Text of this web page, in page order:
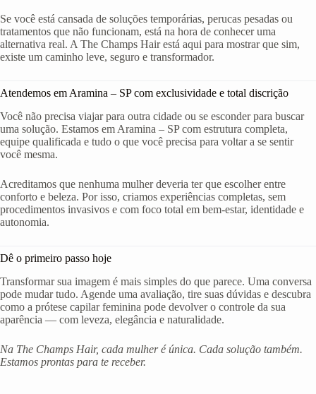
Se você está cansada de soluções temporárias, perucas pesadas ou
tratamentos que não funcionam, está na hora de conhecer uma
alternativa real. A The Champs Hair está aqui para mostrar que sim,
existe um caminho leve, seguro e transformador.
Atendemos em Aramina – SP com exclusividade e total discrição
Você não precisa viajar para outra cidade ou se esconder para buscar
uma solução. Estamos em Aramina – SP com estrutura completa,
equipe qualificada e tudo o que você precisa para voltar a se sentir
você mesma.
Acreditamos que nenhuma mulher deveria ter que escolher entre
conforto e beleza. Por isso, criamos experiências completas, sem
procedimentos invasivos e com foco total em bem-estar, identidade e
autonomia.
Dê o primeiro passo hoje
Transformar sua imagem é mais simples do que parece. Uma conversa
pode mudar tudo. Agende uma avaliação, tire suas dúvidas e descubra
como a prótese capilar feminina pode devolver o controle da sua
aparência — com leveza, elegância e naturalidade.
Na The Champs Hair, cada mulher é única. Cada solução também.
Estamos prontas para te receber.